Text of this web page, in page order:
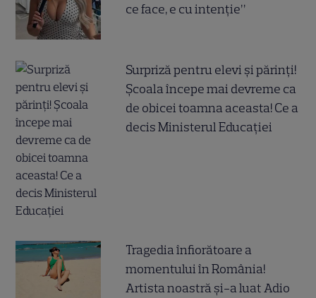
ce face, e cu intenție”
Surpriză pentru elevi și părinți!
Școala începe mai devreme ca
de obicei toamna aceasta! Ce a
decis Ministerul Educației
Tragedia înfiorătoare a
momentului în România!
Artista noastră și-a luat Adio